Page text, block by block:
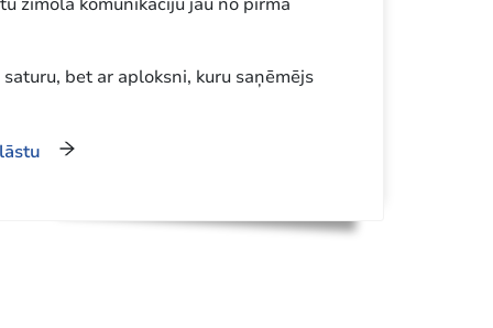
bet ar aploksni, kuru saņēmējs